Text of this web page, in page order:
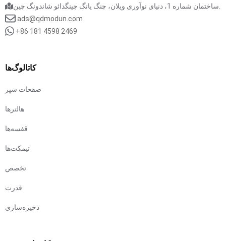
ads@qdmodun.com
+86 181 4598 2469
کاتالوگ‌ها
صفحات سپر
هالترها
قفسه‌ها
نیمکت‌ها
تخصص
قدرت
ذخیره‌سازی